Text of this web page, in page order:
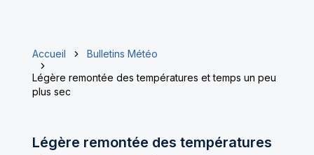
Accueil
Bulletins Météo
Légère remontée des températures et temps un peu
plus sec
Légère remontée des températures